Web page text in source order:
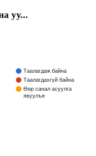
уу...
Таалагдаж байна
Таалагдахгүй байна
Өөр санал асуулга
явуулъя